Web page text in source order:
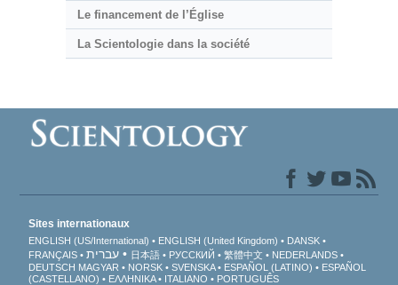
Le financement de l’Église
La Scientologie dans la société
Sites internationaux
ENGLISH (US/International) ENGLISH (United Kingdom)
DANSK
FRANÇAIS
עברית 日本語 РУССКИЙ 繁體中文
NEDERLANDS
DEUTSCH MAGYAR NORSK SVENSKA ESPAÑOL (LATINO)
ESPAÑOL
(CASTELLANO)
ΕΛΛΗΝΙΚA ITALIANO PORTUGUÊS